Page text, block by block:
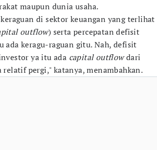
maupun dunia usaha.
di sektor keuangan yang terlihat
outflow) serta percepatan defisit
ada keragu-raguan gitu. Nah, defisit
ya itu ada capital outflowdari
pergi," katanya, menambahkan.